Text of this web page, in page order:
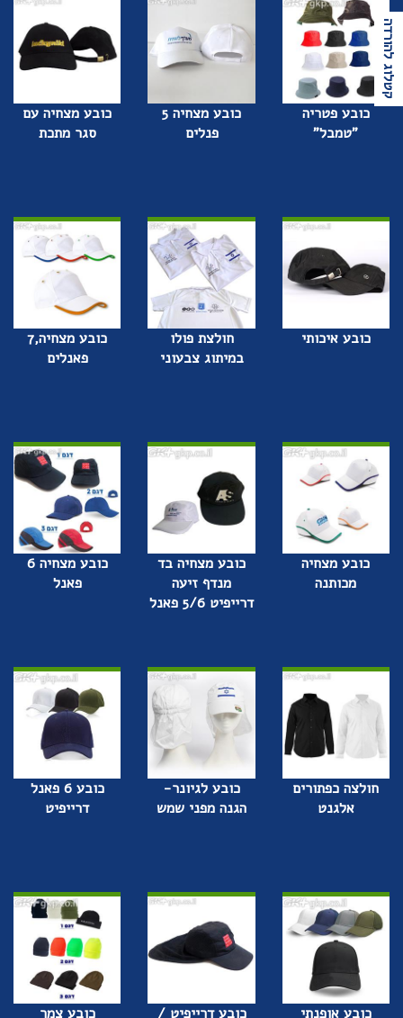
קטלוג להורדה
כובע פטריה
"טמבל"
כובע מצחיה 5
פנלים
כובע מצחיה עם
סגר מתכת
כובע איכותי
חולצת פולו
במיתוג צבעוני
כובע מצחיה,7
פאנלים
כובע מצחיה
מכותנה
כובע מצחיה בד
מנדף זיעה
דרייפיט 5/6 פאנל
כובע מצחיה 6
פאנל
חולצה כפתורים
אלגנט
כובע לגיונר-
הגנה מפני שמש
כובע 6 פאנל
דרייפיט
כובע אופנתי כובע דרייפיט / כובע צמר